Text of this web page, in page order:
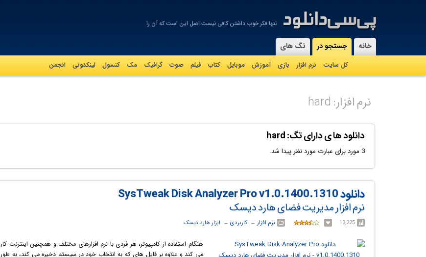
-
تنها فکر خوب داشتن کافی نیست اصل این است که آن را خو_
خانه جستجو در
کل سایت نرم افزار بازی آموزش موبايل کتاب فیلم صوت گرافيک مک کنسول لینکدونی انجمن
تگ های
نرم افزار: hard
دانلود ها ی دارای تگ: hard
3 مورد برای عبارت مورد نظر پیدا شد.
دانلود SysTweak Disk Analyzer Pro v1.0.1400.1310
نرم افزار مدیریت فضای هارد دیسک
13,225 نرم افزار ← ‏ کاربردی ← ‏ ابزار هارد دیسک
هنگام استفاده از کامپیوتر، هر فردی با نرم افزارهای مختلف و همچنین اینترنت کار
می کند و علاوه بر فایل های که به انتخاب خود در سیستم ذخیره می کند، به طور